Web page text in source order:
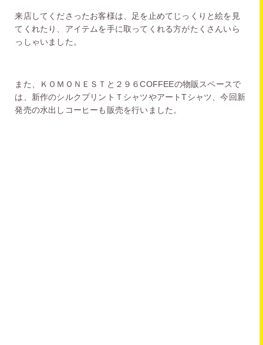
来店してくださったお客様は、足を止めてじっくりと絵を見
てくれたり、アイテムを手に取ってくれる方がたくさんいら
っしゃいました。
また、ＫＯＭＯＮＥＳＴと２９６COFFEEの物販スペースで
は、新作のシルクプリントＴシャツやアートTシャツ、今回新
発売の水出しコーヒーも販売を行いました。